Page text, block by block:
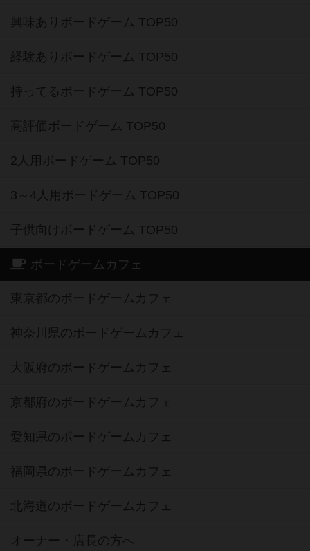
興味ありボードゲーム TOP50
経験ありボードゲーム TOP50
持ってるボードゲーム TOP50
高評価ボードゲーム TOP50
2人用ボードゲーム TOP50
3～4人用ボードゲーム TOP50
子供向けボードゲーム TOP50
ボードゲームカフェ
東京都のボードゲームカフェ
神奈川県のボードゲームカフェ
大阪府のボードゲームカフェ
京都府のボードゲームカフェ
愛知県のボードゲームカフェ
福岡県のボードゲームカフェ
北海道のボードゲームカフェ
オーナー・店長の方へ